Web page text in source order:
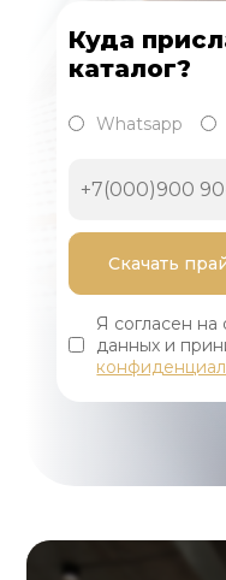
Куда
каталог?
Whatsapp
Я согласен на
данных и